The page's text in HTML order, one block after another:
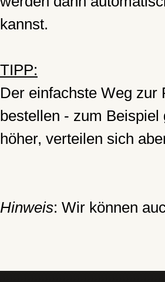
kannst.
TIPP:
Der einfachste Weg zur
bestellen - zum
höher, verteilen sich
Hinweis: Wir können